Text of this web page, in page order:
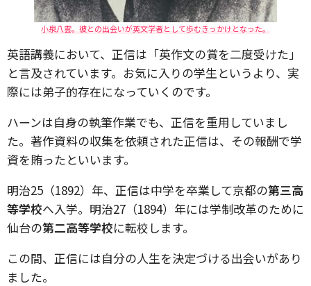
小泉八雲。彼との出会いが英文学者として歩むきっかけとなった。
英語講義において、正信は「英作文の賞を二度受けた」
と言及されています。お気に入りの学生というより、実
際には弟子的存在になっていくのです。
ハーンは自身の執筆作業でも、正信を重用していまし
た。著作資料の収集を依頼された正信は、その報酬で学
資を賄ったといいます。
明治25（1892）年、正信は中学を卒業して京都の第三高
等学校へ入学。明治27（1894）年には学制改革のために
仙台の第二高等学校に転校します。
この間、正信には自分の人生を決定づける出会いがあり
ました。